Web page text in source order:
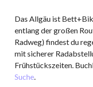
Das Allgäu ist
entlang der großen
Radweg) findest du
mit sicherer
Frühstückszeiten.
Suche.